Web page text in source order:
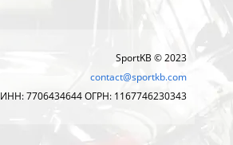
SportKB © 2023
contact@sportkb.com
ИНН: 7706434644 ОГРН: 1167746230343